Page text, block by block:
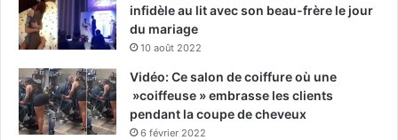
infidèle au lit avec son beau-frère le jour
du mariage
10 août 2022
Vidéo: Ce salon de coiffure où une
»coiffeuse » embrasse les clients
pendant la coupe de cheveux
6 février 2022